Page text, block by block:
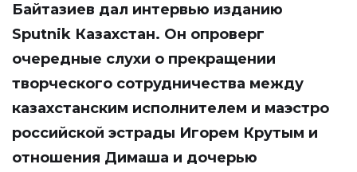
Байтазиев дал интервью изданию
Sputnik Казахстан. Он опроверг
очередные слухи о прекращении
творческого сотрудничества между
казахстанским исполнителем и маэстро
российской эстрады Игорем Крутым и
отношения Димаша и дочерью